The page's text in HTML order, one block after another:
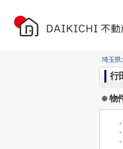
埼玉県
行
物